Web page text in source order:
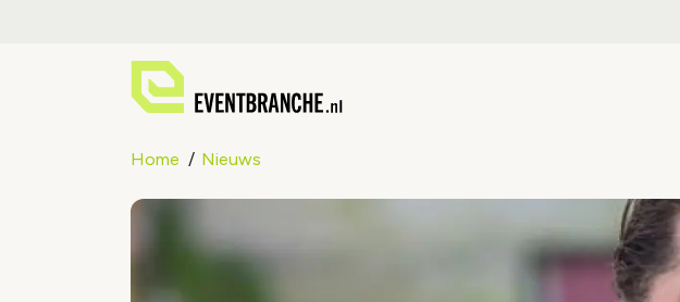
Home Nieuws